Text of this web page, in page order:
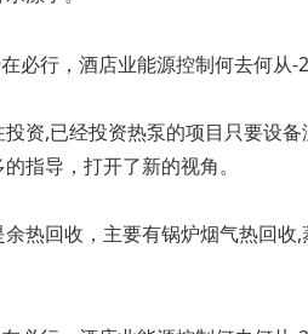
资,已经投资热泵的项目只要设
指导，打开了新的视角。
热回收，主要有锅炉烟气热回